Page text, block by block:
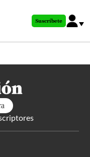
Suscríbete